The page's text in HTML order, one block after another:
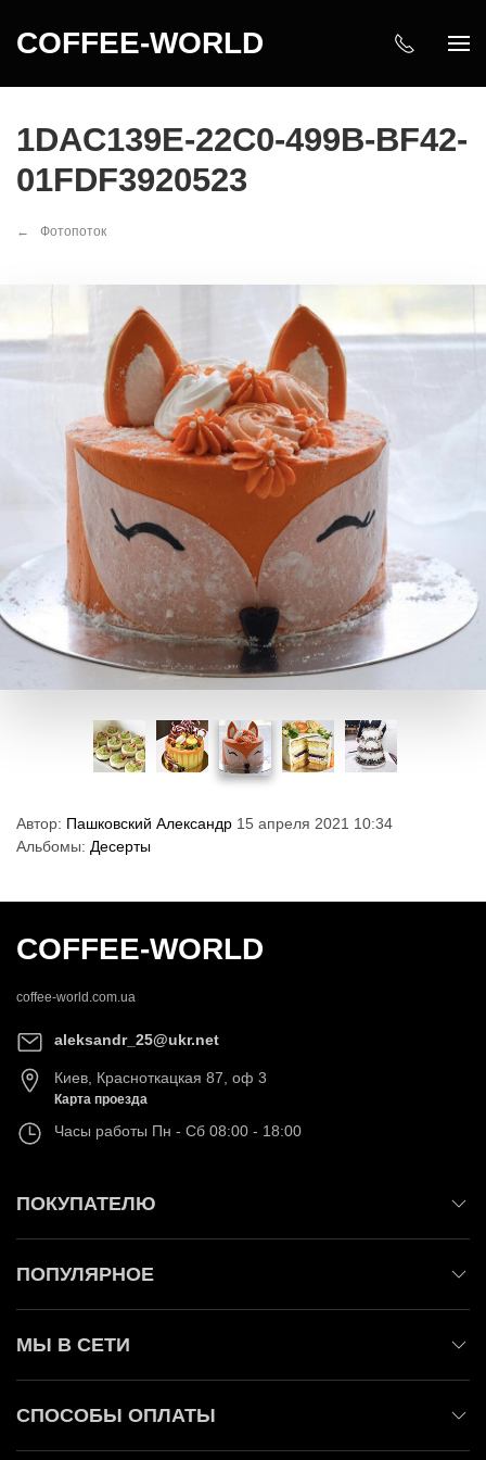
COFFEE-WORLD
1DAC139E-22C0-499B-BF42-
01FDF3920523
Фотопоток
Автор: Пашковский Александр 15 апреля 2021 10:34
Альбомы: Десерты
COFFEE-WORLD
coffee-world.com.ua
aleksandr_25@ukr.net
Киев Красноткацкая 87, оф 3
Карта проезда
Часы работы Пн - Сб 08:00 - 18:00
ПОКУПАТЕЛЮ
ПОПУЛЯРНОЕ
МЫ В СЕТИ
СПОСОБЫ ОПЛАТЫ